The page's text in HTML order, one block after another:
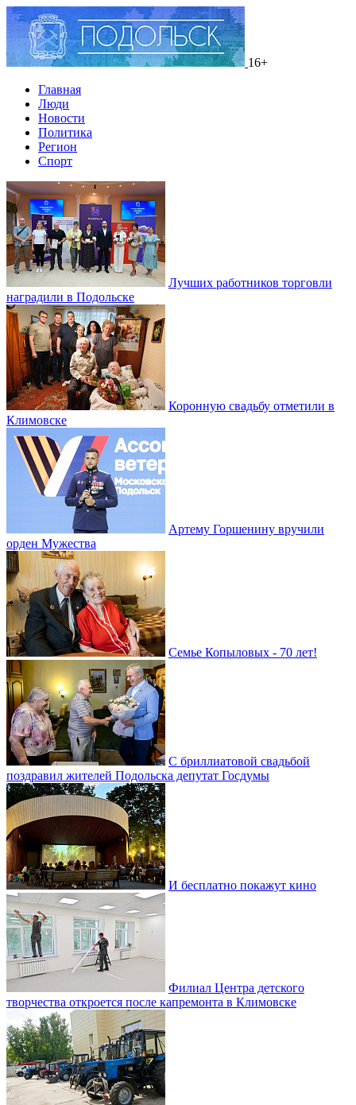
16+
Главная
Люди
Новости
Политика
Регион
Спорт
Лучших работников торговли
наградили в Подольске
Коронную свадьбу отметили в
Климовске
Артему Горшенину вручили
орден Мужества
Семье Копыловых - 70 лет!
С бриллиатовой свадьбой
поздравил жителей Подольска депутат Госдумы
И бесплатно покажут кино
Филиал Центра детского
творчества откроется после капремонта в Климовске